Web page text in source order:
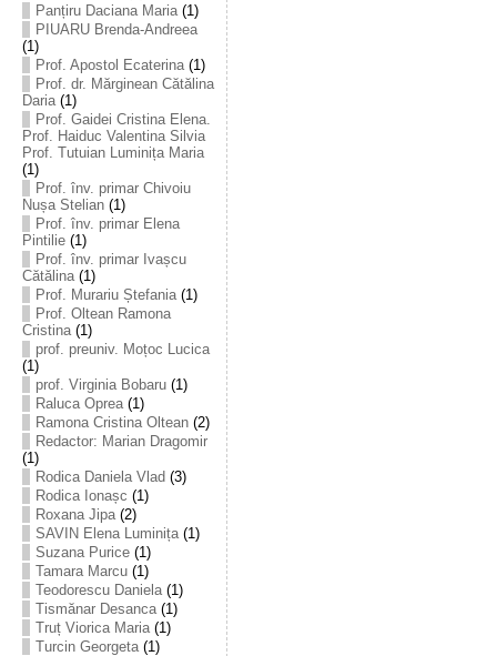
Panțiru Daciana Maria(1)
PIUARU Brenda-Andreea
(1)
Prof. Apostol Ecaterina(1)
Prof. dr. Mărginean Cătălina
Daria(1)
Prof. Gaidei Cristina Elena.
Prof. Haiduc Valentina Silvia
Prof. Tutuian Luminița Maria
(1)
Prof. înv. primar Chivoiu
Nușa Stelian(1)
Prof. înv. primar Elena
Pintilie(1)
Prof. înv. primar Ivașcu
Cătălina(1)
Prof. Murariu Ștefania(1)
Prof. Oltean Ramona
Cristina(1)
prof. preuniv. Moțoc Lucica
(1)
prof. Virginia Bobaru(1)
Raluca Oprea(1)
Ramona Cristina Oltean(2)
Redactor: Marian Dragomir
(1)
Rodica Daniela Vlad (3)
Rodica Ionașc (1)
Roxana Jipa(2)
SAVIN Elena Luminița(1)
Suzana Purice(1)
Tamara Marcu(1)
Teodorescu Daniela(1)
Tismănar Desanca(1)
Truț Viorica Maria(1)
Turcin Georgeta(1)